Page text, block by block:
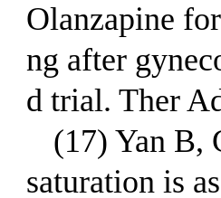
Olanzapine
ng after
d trial. Ther
(17) Yan B,
saturation is